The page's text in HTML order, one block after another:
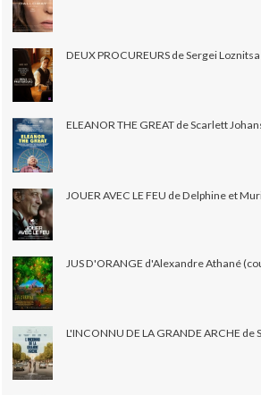
DEUX PROCUREURS de Sergei Loznitsa
ELEANOR THE GREAT de Scarlett
JOUER AVEC LE FEU de Delphine et
JUS D'ORANGE d'Alexandre Athané
L'INCONNU DE LA GRANDE ARCHE